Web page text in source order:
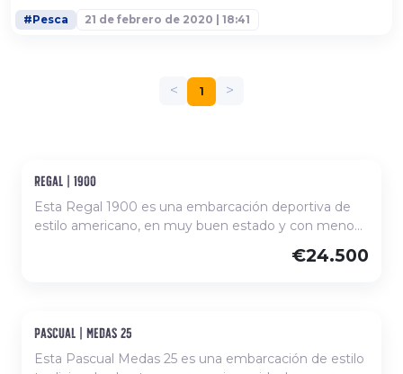
edición de FISHOW, el primer salón internacional de
#Pesca 21 de febrero de 2020 | 18:41
< 1 >
Ocasión
regal | 1900
Esta Regal 1900 es una embarcación deportiva de
estilo americano, en muy buen estado y con menos
moderado y buen mantenimiento. Ofrece una
día con familia o amigos. Su motorización intraborda
asegura una navegación ágil, estable y con buenas
€24.500
Ocasión
pascual | medas 25
Esta Pascual Medas 25 es una embarcación de estilo